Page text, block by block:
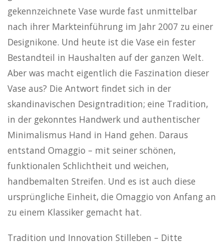
gekennzeichnete Vase wurde fast unmittelbar
nach ihrer Markteinführung im Jahr 2007 zu einer
Designikone. Und heute ist die Vase ein fester
Bestandteil in Haushalten auf der ganzen Welt.
Aber was macht eigentlich die Faszination dieser
Vase aus? Die Antwort findet sich in der
skandinavischen Designtradition; eine Tradition,
in der gekonntes Handwerk und authentischer
Minimalismus Hand in Hand gehen. Daraus
entstand Omaggio – mit seiner schönen,
funktionalen Schlichtheit und weichen,
handbemalten Streifen. Und es ist auch diese
ursprüngliche Einheit, die Omaggio von Anfang an
zu einem Klassiker gemacht hat.
Tradition und Innovation Stilleben – Ditte